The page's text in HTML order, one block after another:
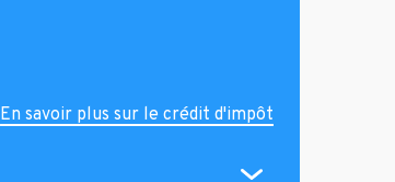
En savoir plus sur le crédit d'impôt